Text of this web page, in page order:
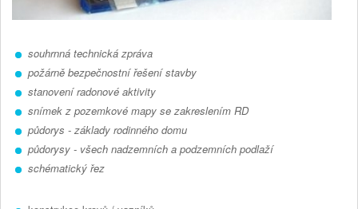
souhrnná technická zpráva
požárně bezpečnostní řešení stavby
stanovení radonové aktivity
snímek z pozemkové mapy se zakreslením RD
půdorys - základy rodinného domu
půdorysy - všech nadzemních a podzemních podlaží
schématický řez